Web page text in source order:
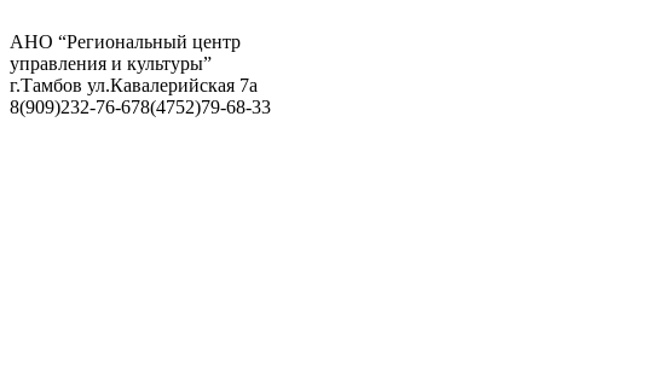
АНО “Региональный центр
управления и культуры”
г.Тамбов ул.Кавалерийская 7а
8(909)232-76-678(4752)79-68-33